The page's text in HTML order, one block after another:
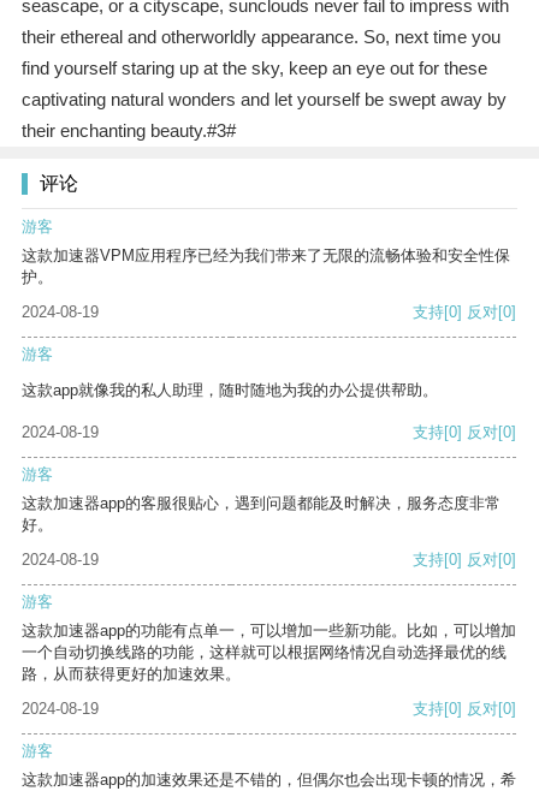
seascape, or a cityscape, sunclouds never fail to impress with
their ethereal and otherworldly appearance. So, next time you
find yourself staring up at the sky, keep an eye out for these
captivating natural wonders and let yourself be swept away by
their enchanting beauty.#3#
评论
游客
这款加速器VPM应用程序已经为我们带来了无限的流畅体验和安全性保
护。
2024-08-19
支持[0] 反对[0]
游客
这款app就像我的私人助理，随时随地为我的办公提供帮助。
2024-08-19 支持[0] 反对[0]
游客
这款加速器app的客服很贴心，遇到问题都能及时解决，服务态度非常
好。
2024-08-19
支持[0] 反对[0]
游客
这款加速器app的功能有点单一，可以增加一些新功能。比如，可以增加
一个自动切换线路的功能，这样就可以根据网络情况自动选择最优的线
路，从而获得更好的加速效果。
2024-08-19
支持[0] 反对[0]
游客
这款加速器app的加速效果还是不错的，但偶尔也会出现卡顿的情况，希